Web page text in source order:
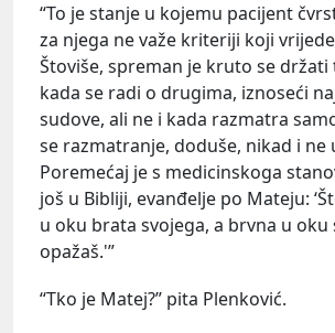
“To je stanje u kojemu pacijent
za njega ne važe kriteriji koji
Štoviše, spreman je kruto se
kada se radi o drugima, iznoseći
sudove, ali ne i kada razmatra
se razmatranje, doduše, nikad i ne
Poremećaj je s medicinskoga
još u Bibliji, evanđelje po Mateju:
u oku brata svojega, a brvna u oku
opažaš.'”
“Tko je Matej?” pita Plenković.